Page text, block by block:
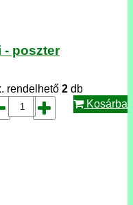
- poszter
rendelhető 2 db
Kosárba